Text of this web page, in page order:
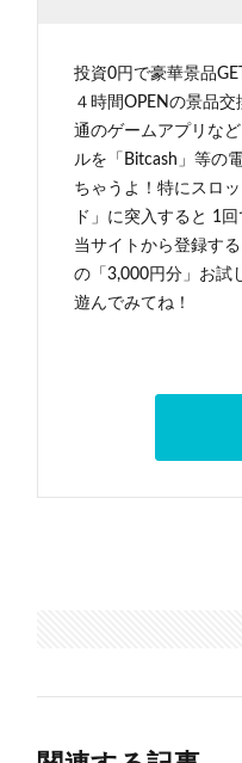
投資0円で豪華景品
４時間OPENの景品
通のゲームアプリな
ルを「Bitcash」等の
ちゃうよ！特にスロ
ド」に突入すると 1
当サイトから登録す
の「3,000円分」お試
遊んでみてね！